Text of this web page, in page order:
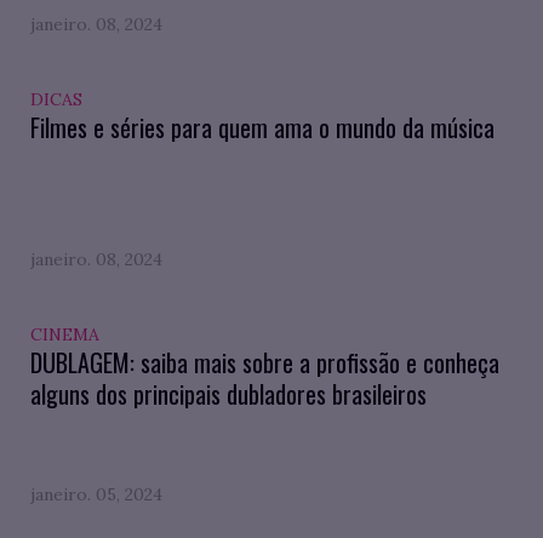
janeiro. 08, 2024
DICAS
Filmes e séries para quem ama o mundo da música
janeiro. 08, 2024
CINEMA
DUBLAGEM: saiba mais sobre a profissão e conheça
alguns dos principais dubladores brasileiros
janeiro. 05, 2024